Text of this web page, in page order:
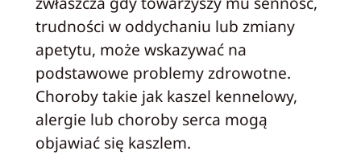
trudności w oddychaniu lub zmiany
apetytu, może wskazywać na
podstawowe problemy zdrowotne.
Choroby takie jak kaszel kennelowy,
alergie lub choroby serca mogą
objawiać się kaszlem.